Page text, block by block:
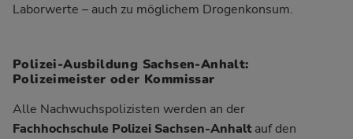
Laborwerte – auch zu möglichem Drogenkonsum.
Polizei-Ausbildung Sachsen-Anhalt:
Polizeimeister oder Kommissar
Alle Nachwuchspolizisten werden an der
Fachhochschule Polizei Sachsen-Anhaltauf den